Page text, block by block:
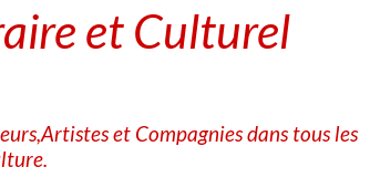
et Culturel
et Compagnies dans tous les